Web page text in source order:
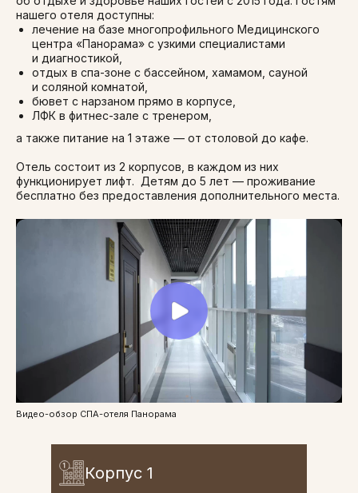
нашего отеля доступны:
лечение на базе многопрофильного Медицинского
центра «Панорама» с узкими специалистами
и диагностикой,
отдых в спа-зоне с бассейном, хамамом, сауной
и соляной комнатой,
бювет с нарзаном прямо в корпусе,
ЛФК в фитнес-зале с тренером,
а также питание на 1 этаже — от столовой до кафе.
Отель состоит из 2 корпусов, в каждом из них
функционирует лифт. Детям до 5 лет — проживание
бесплатно без предоставления дополнительного места.
Видео-обзор СПА-отеля Панорама
Корпус 1
Корпус 1